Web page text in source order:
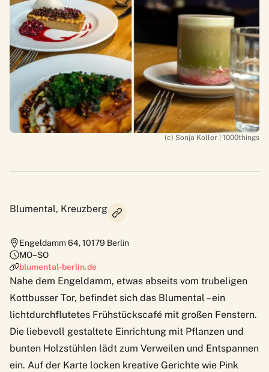
(c) Sonja Koller | 1000things
Blumental, Kreuzberg
Engeldamm 64,10179 Berlin
MO–SO
blumental-berlin.de
Nahe dem Engeldamm, etwas abseits vom trubeligen
Kottbusser Tor, befindet sich das Blumental – ein
lichtdurchflutetes Frühstückscafé mit großen Fenstern.
Die liebevoll gestaltete Einrichtung mit Pflanzen und
bunten Holzstühlen lädt zum Verweilen und Entspannen
ein. Auf der Karte locken kreative Gerichte wie Pink